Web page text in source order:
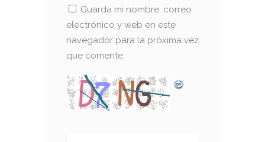
Guarda mi nombre, correo
electrónico y web en este
navegador para la próxima vez
que comente.